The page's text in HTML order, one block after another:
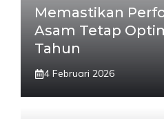
Memastikan
Asam Tetap
Tahun
4 Februari 2026